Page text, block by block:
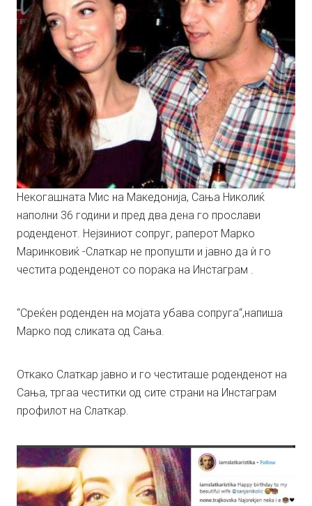
Некогашната Мис на Македонија, Сања Николиќ
наполни 36 години и пред два дена го прослави
роденденот. Нејзиниот сопруг, раперот Марко
Маринковиќ -Слаткар не пропушти и јавно да ѝ го
честита роденденот со порака на Инстаграм .
“Среќен роденден на мојата убава сопруга“,напиша
Марко под сликата од Сања.
Откако Слаткар јавно и го честиташе роденденот на
Сања, тргаа честитки од сите страни на Инстаграм
профилот на Слаткар.